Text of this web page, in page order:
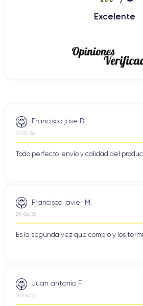
Excelente
Francisco jose B.
21/07/26
Todo perfecto, envío y calidad del
Francisco javier M.
29/06/26
Es la segunda vez que compro y los
Juan antonio F.
29/06/26